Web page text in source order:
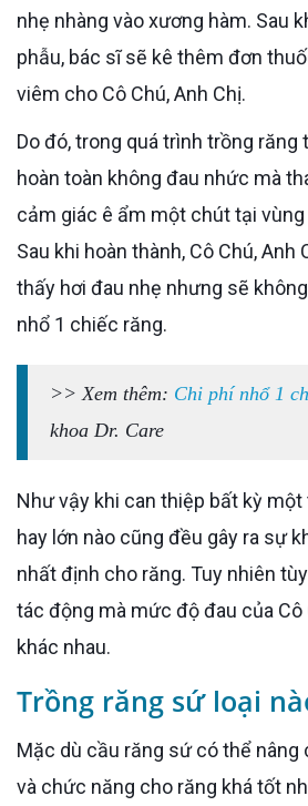
nhẹ nhàng vào xương hàm. Sau
phẫu, bác sĩ sẽ kê thêm đơn
viêm cho Cô Chú, Anh Chị.
Do đó, trong quá trình trồng răng thì Cô Chú, Anh Chị
hoàn toàn không đau nhức mà
cảm giác ê ẩm một chút tại
Sau khi hoàn thành, Cô Chú, Anh
thấy hơi đau nhẹ nhưng sẽ
nhổ 1 chiếc răng.
>> Xem thêm: Chi phí nhổ 1
khoa Dr. Care
Như vậy khi can thiệp bất kỳ một thủ thuật dù nhỏ
hay lớn nào cũng đều gây ra sự
nhất định cho răng. Tuy nhiên
tác động mà mức độ đau của Cô
khác nhau.
Trồng răng sứ loại
Mặc dù cầu răng sứ có thể nâng cao tính thẩm mỹ
và chức năng cho răng khá tốt